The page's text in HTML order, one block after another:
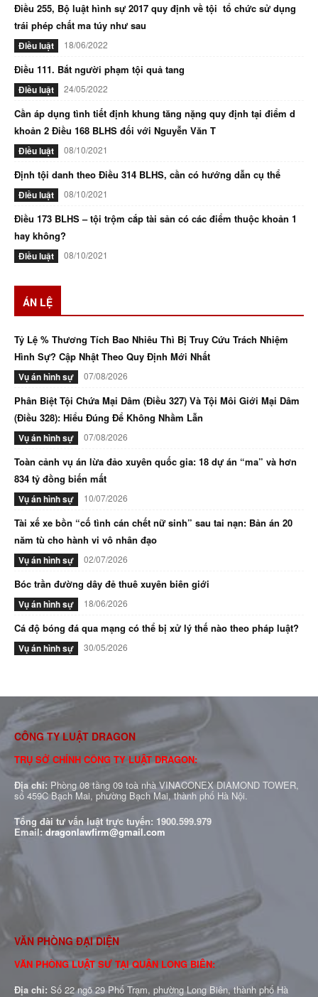
Điều 255, Bộ luật hình sự 2017 quy định về tội tổ chức sử dụng
trái phép chất ma túy như sau
Điều luật 18/06/2022
Điều 111. Bắt người phạm tội quả tang
Điều luật 24/05/2022
Cần áp dụng tình tiết định khung tăng nặng quy định tại điểm d
khoản 2 Điều 168 BLHS đối với Nguyễn Văn T
Điều luật 08/10/2021
Định tội danh theo Điều 314 BLHS, cần có hướng dẫn cụ thể
Điều luật 08/10/2021
Điều 173 BLHS – tội trộm cắp tài sản có các điểm thuộc khoản 1
hay không?
Điều luật 08/10/2021
ÁN LỆ
Tỷ Lệ % Thương Tích Bao Nhiêu Thì Bị Truy Cứu Trách Nhiệm
Hình Sự? Cập Nhật Theo Quy Định Mới Nhất
Vụ án hình sự 07/08/2026
Phân Biệt Tội Chứa Mại Dâm (Điều 327) Và Tội Môi Giới Mại Dâm
(Điều 328): Hiểu Đúng Để Không Nhầm Lẫn
Vụ án hình sự 07/08/2026
Toàn cảnh vụ án lừa đảo xuyên quốc gia: 18 dự án “ma” và hơn
834 tỷ đồng biến mất
Vụ án hình sự 10/07/2026
Tài xế xe bồn “cố tình cán chết nữ sinh” sau tai nạn: Bản án 20
năm tù cho hành vi vô nhân đạo
Vụ án hình sự 02/07/2026
Bóc trần đường dây đẻ thuê xuyên biên giới
Vụ án hình sự 18/06/2026
Cá độ bóng đá qua mạng có thể bị xử lý thế nào theo pháp luật?
Vụ án hình sự 30/05/2026
CÔNG TY LUẬT DRAGON
TRỤ SỞ CHÍNH CÔNG TY LUẬT DRAGON:
Địa chỉ: Phòng 08 tầng 09 toà nhà VINACONEX DIAMOND TOWER,
số 459C Bạch Mai, phường Bạch Mai, thành phố Hà Nội.
Tổng đài tư vấn luật trực tuyến: 1900.599.979
Email:dragonlawfirm@gmail.com
VĂN PHÒNG ĐẠI DIỆN
VĂN PHÒNG LUẬT SƯ TẠI QUẬN LONG BIÊN:
Địa chỉ: Số 22 ngõ 29 Phố Trạm, phường Long Biên, thành phố Hà